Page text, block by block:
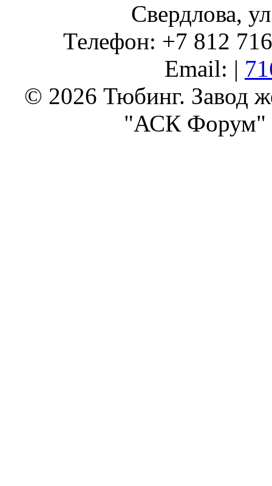
Свердлова,
Телефон: +7 812
Email: |
© 2026 Тюбинг. Завод
"АСК Форум"